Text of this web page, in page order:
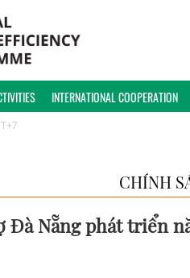
INTERNATIONAL COOPERATION
CHÍNH
Đà Nẵng phát triển